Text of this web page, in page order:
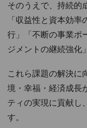
そのうえで、持続的
「収益性と資本効
行」「不断の事業ポ
ジメントの継続強化
これら課題の解決に
境・幸福・経済成長
ティの実現に貢献し
す。